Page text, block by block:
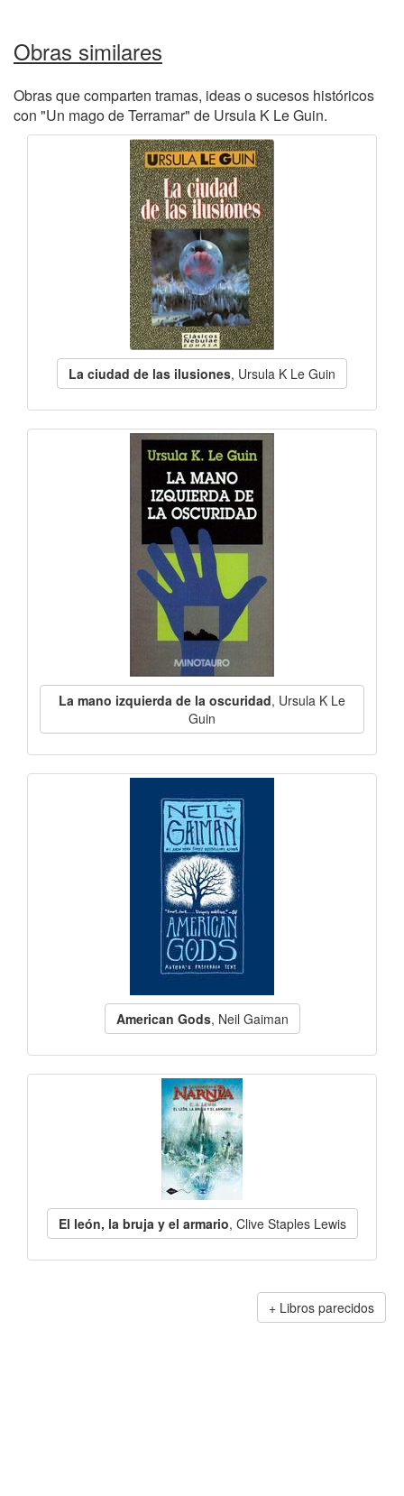
Obras similares
Obras que comparten tramas, ideas o sucesos históricos
con "Un mago de Terramar" de Ursula K Le Guin.
La ciudad de las ilusiones, Ursula K Le Guin
La mano izquierda de la oscuridad, Ursula K Le
Guin
American Gods, Neil Gaiman
El león, la bruja y el armario, Clive Staples Lewis
Libros parecidos